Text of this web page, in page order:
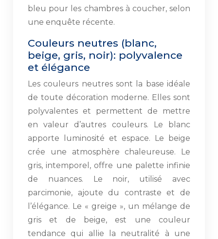
bleu pour les chambres à coucher, selon
une enquête récente.
Couleurs neutres (blanc,
beige, gris, noir): polyvalence
et élégance
Les couleurs neutres sont la base idéale
de toute décoration moderne. Elles sont
polyvalentes et permettent de mettre
en valeur d’autres couleurs. Le blanc
apporte luminosité et espace. Le beige
crée une atmosphère chaleureuse. Le
gris, intemporel, offre une palette infinie
de nuances. Le noir, utilisé avec
parcimonie, ajoute du contraste et de
l’élégance. Le « greige », un mélange de
gris et de beige, est une couleur
tendance qui allie la neutralité à une